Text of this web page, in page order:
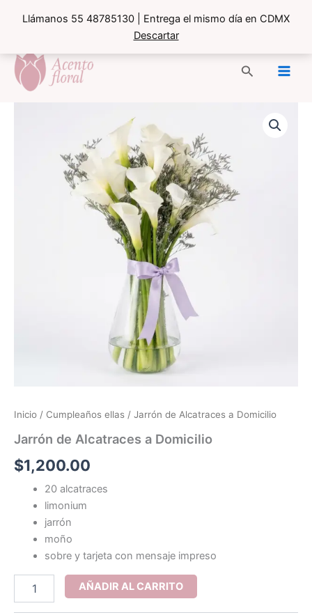
Llámanos 55 48785130 | Entrega el mismo día en CDMX
Descartar
contenido
Buscar
Inicio / Cumpleaños ellas / Jarrón de Alcatraces a Domicilio
Jarrón de Alcatraces a Domicilio
$1,200.00
20 alcatraces
limonium
jarrón
moño
sobre y tarjeta con mensaje impreso
AÑADIR AL CARRITO